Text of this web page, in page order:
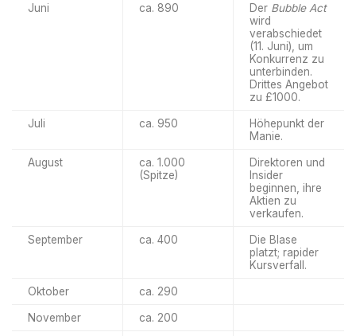
Juni ca. 890 Der Bubble Act
wird
verabschiedet
(11. Juni), um
Konkurrenz zu
unterbinden.
Drittes Angebot
zu £1000.
Juli ca. 950
Höhepunkt der
Manie.
August
ca. 1.000
(Spitze)
Direktoren und
Insider
beginnen, ihre
Aktien zu
verkaufen.
September ca. 400
Die Blase
platzt; rapider
Kursverfall.
Oktober ca. 290
November ca. 200